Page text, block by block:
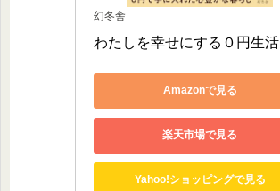
幻冬舎
わたしを幸せにする０円生活
Amazonで見る
楽天市場で見る
Yahoo!ショッピングで見る